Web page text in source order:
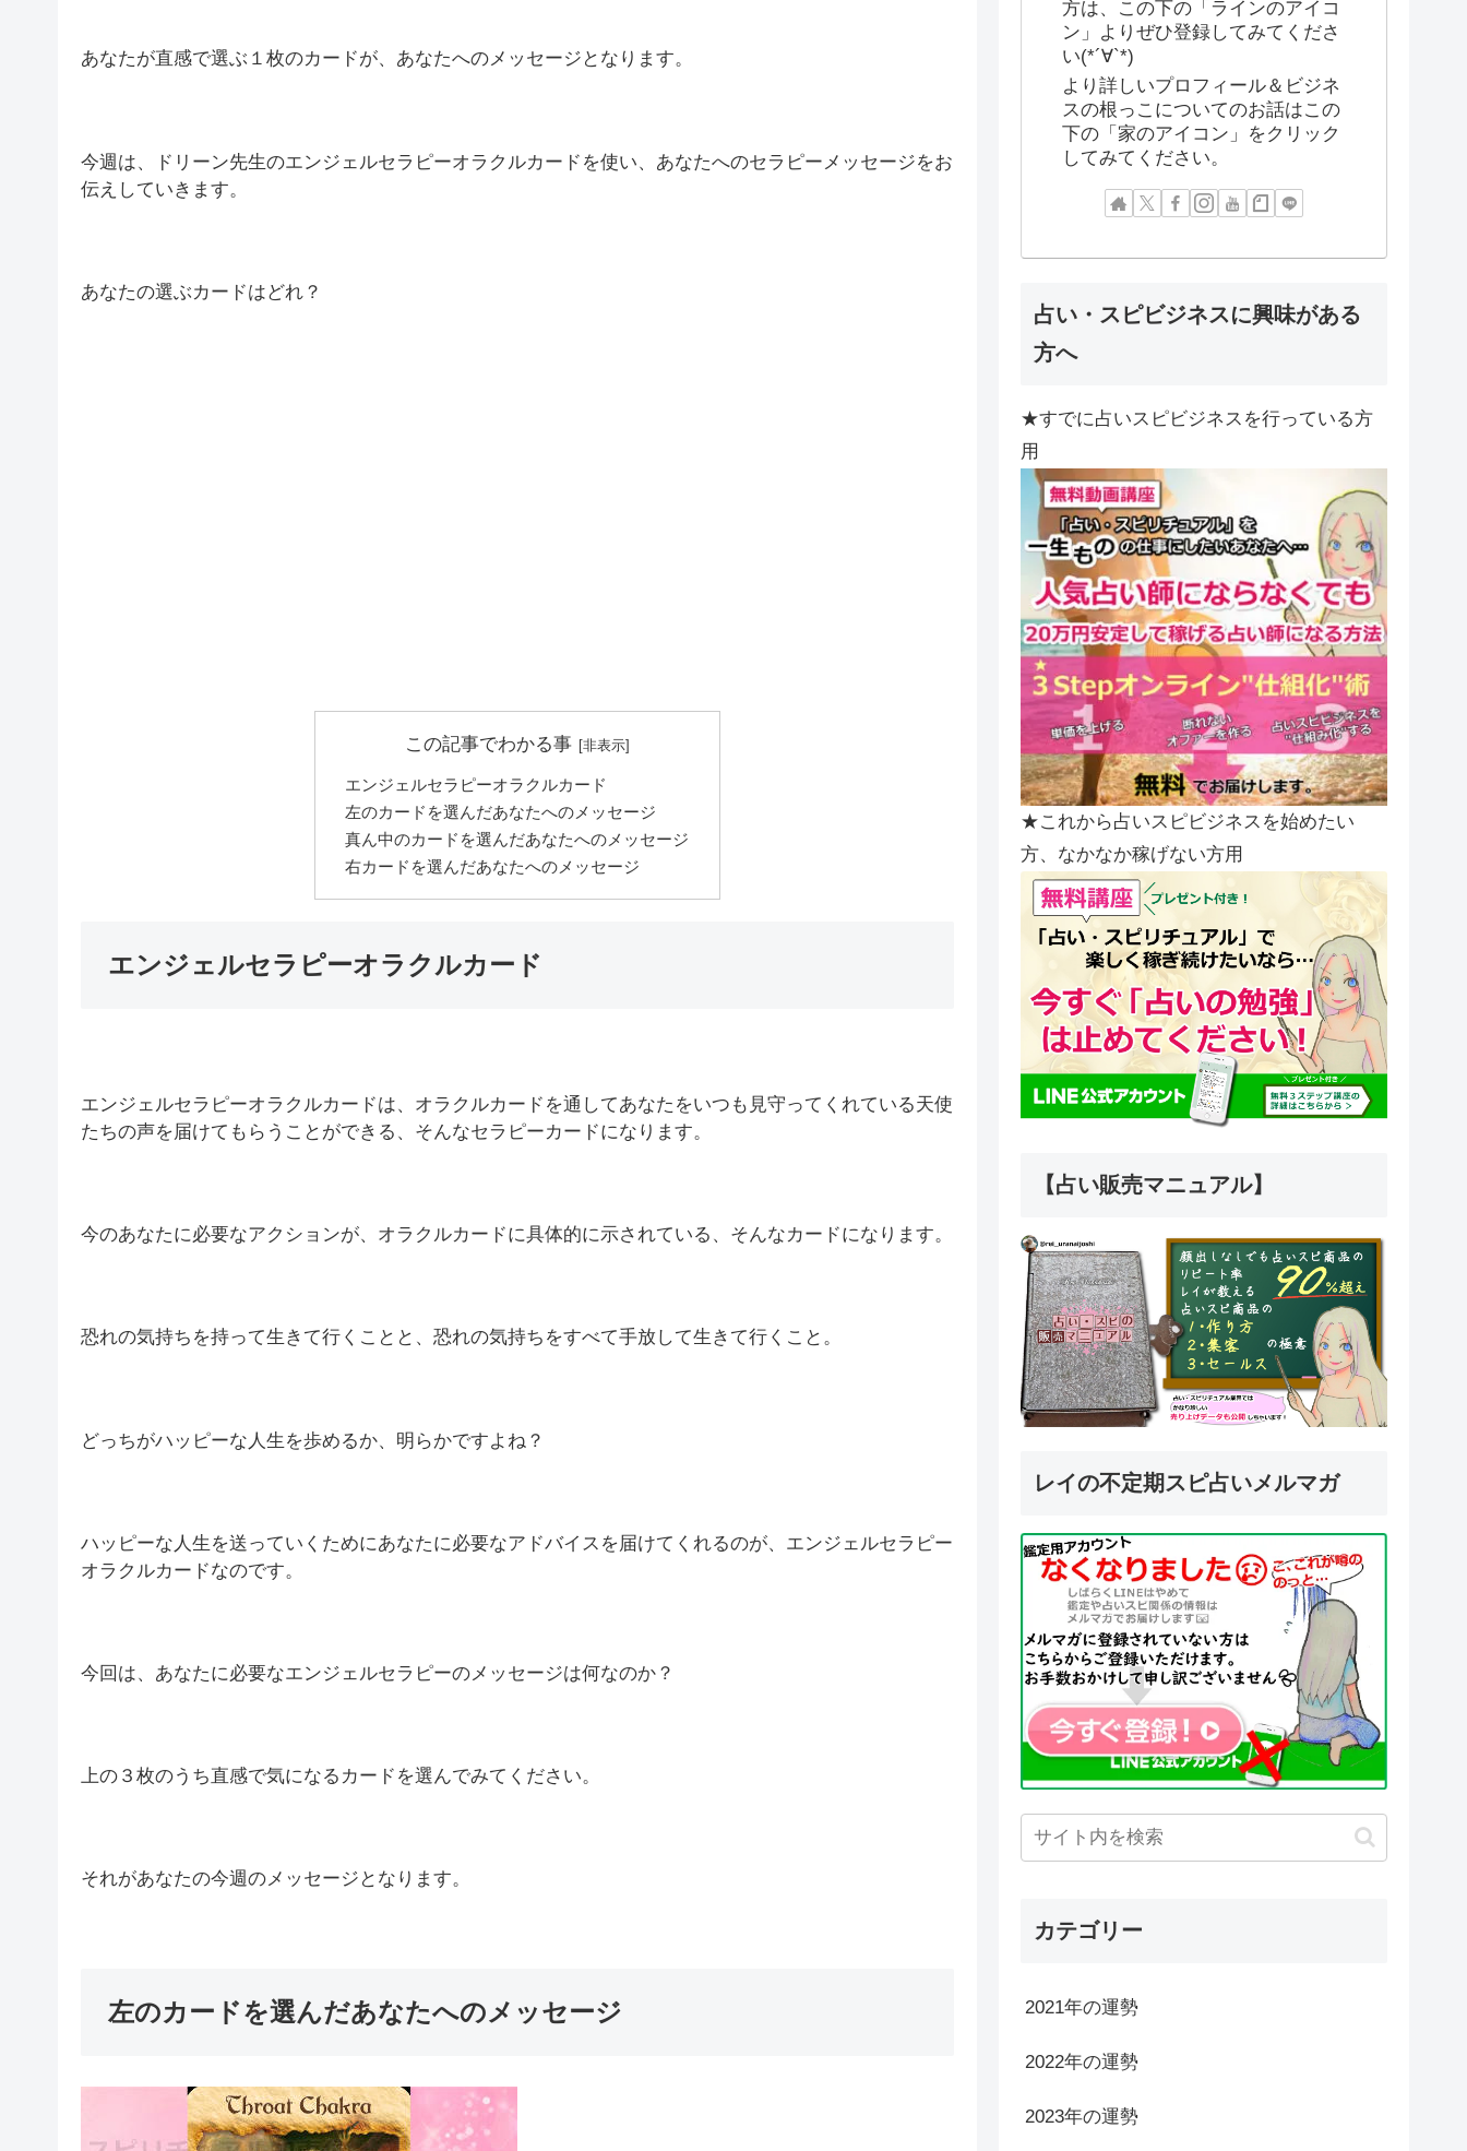
あなたが直感で選ぶ１枚のカードが、あなたへのメッセージとなります。
今週は、ドリーン先生のエンジェルセラピーオラクルカードを使い、あなたへのセラピーメッセージをお
伝えしていきます。
あなたの選ぶカードはどれ？
この記事でわかる事
エンジェルセラピーオラクルカード
左のカードを選んだあなたへのメッセージ
真ん中のカードを選んだあなたへのメッセージ
右カードを選んだあなたへのメッセージ
エンジェルセラピーオラクルカード
エンジェルセラピーオラクルカードは、オラクルカードを通してあなたをいつも見守ってくれている天使
たちの声を届けてもらうことができる、そんなセラピーカードになります。
今のあなたに必要なアクションが、オラクルカードに具体的に示されている、そんなカードになります。
恐れの気持ちを持って生きて行くことと、恐れの気持ちをすべて手放して生きて行くこと。
どっちがハッピーな人生を歩めるか、明らかですよね？
ハッピーな人生を送っていくためにあなたに必要なアドバイスを届けてくれるのが、エンジェルセラピー
オラクルカードなのです。
今回は、あなたに必要なエンジェルセラピーのメッセージは何なのか？
上の３枚のうち直感で気になるカードを選んでみてください。
それがあなたの今週のメッセージとなります。
左のカードを選んだあなたへのメッセージ
方は、この下の「ラインのアイコ
ン」よりぜひ登録してみてくださ
い(*´∀`*)
より詳しいプロフィール＆ビジネ
スの根っこについてのお話はこの
下の「家のアイコン」をクリック
してみてください。
占い・スピビジネスに興味がある
方へ
★すでに占いスピビジネスを行っている方
用
★これから占いスピビジネスを始めたい
方、なかなか稼げない方用
【占い販売マニュアル】
レイの不定期スピ占いメルマガ
カテゴリー
2021年の運勢
2022年の運勢
2023年の運勢